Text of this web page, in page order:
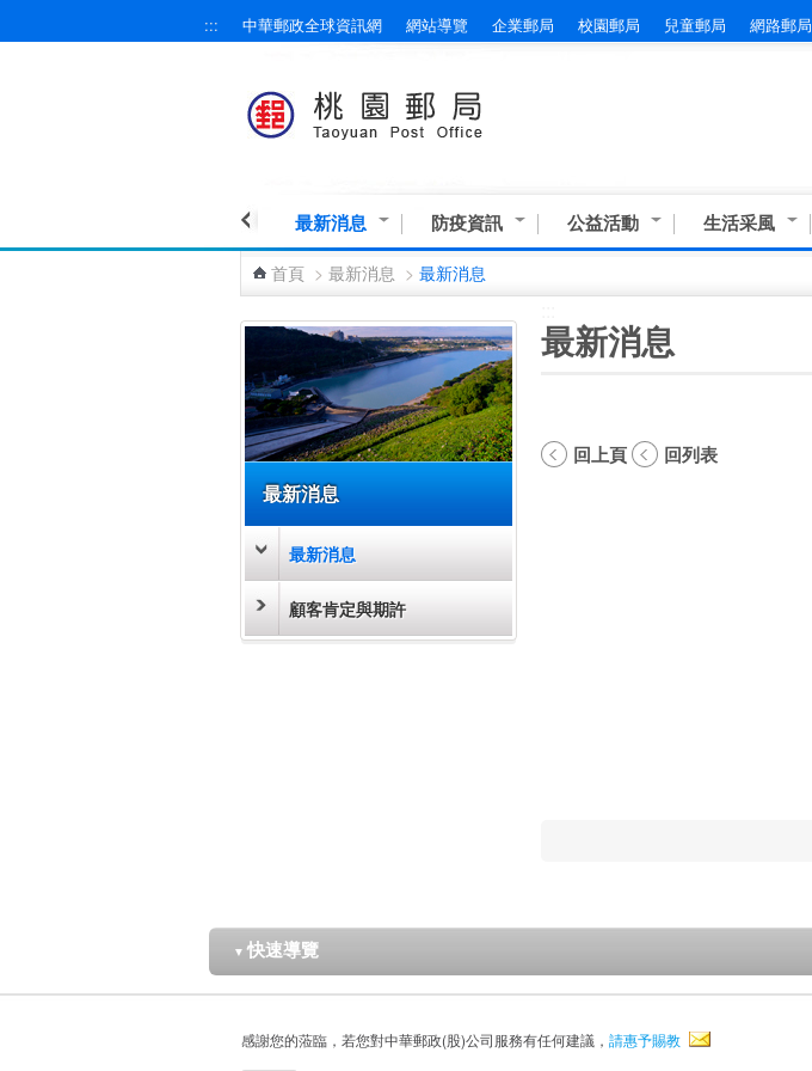
::: 中華郵政全球資訊網 網站導覽 企業郵局 校園郵局 兒童郵局 網路郵局
最新消息 防疫資訊 公益活動 生活采風
首頁 > 最新消息 > 最新消息
最新消息
最新消息
顧客肯定與期許
最新消息
回上頁 回列表
▼ 快速導覽
感謝您的蒞臨，若您對中華郵政(股)公司服務有任何建議， 請惠予賜教